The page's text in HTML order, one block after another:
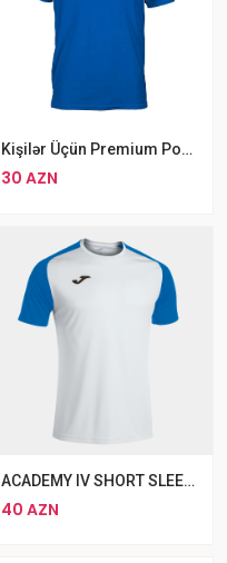
Kişilər Üçün Premium Polo T-Shirt
30 AZN
ACADEMY IV SHORT SLEEVE T-SHIRT WHITE ROYAL
40 AZN